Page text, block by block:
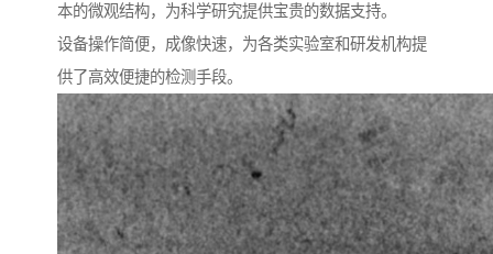
本的微观结构，为科学研究提供宝贵的数据支持。
设备操作简便，成像快速，为各类实验室和研发机构提
供了高效便捷的检测手段。